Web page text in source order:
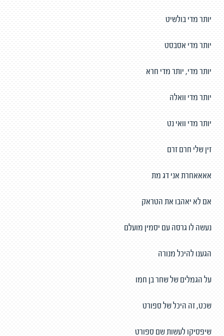
יותר מדי בולשיט
יותר מדי אסבסט
יותר מדי, יותר מדי חרא
יותר מדי וואלה
יותר מדי וואי נט
זין שלי חרם זרם
אאאאחרת אני דג מת
אם לא יאהבו את הטראק
נעשה לו גרסה עם יסמין מועלם
הגענו להיכל מנורה
על הגמלים של שחר בן חמו
שכט, זה היכל של ספורט
שיפסיקו לעשות שם ספורט